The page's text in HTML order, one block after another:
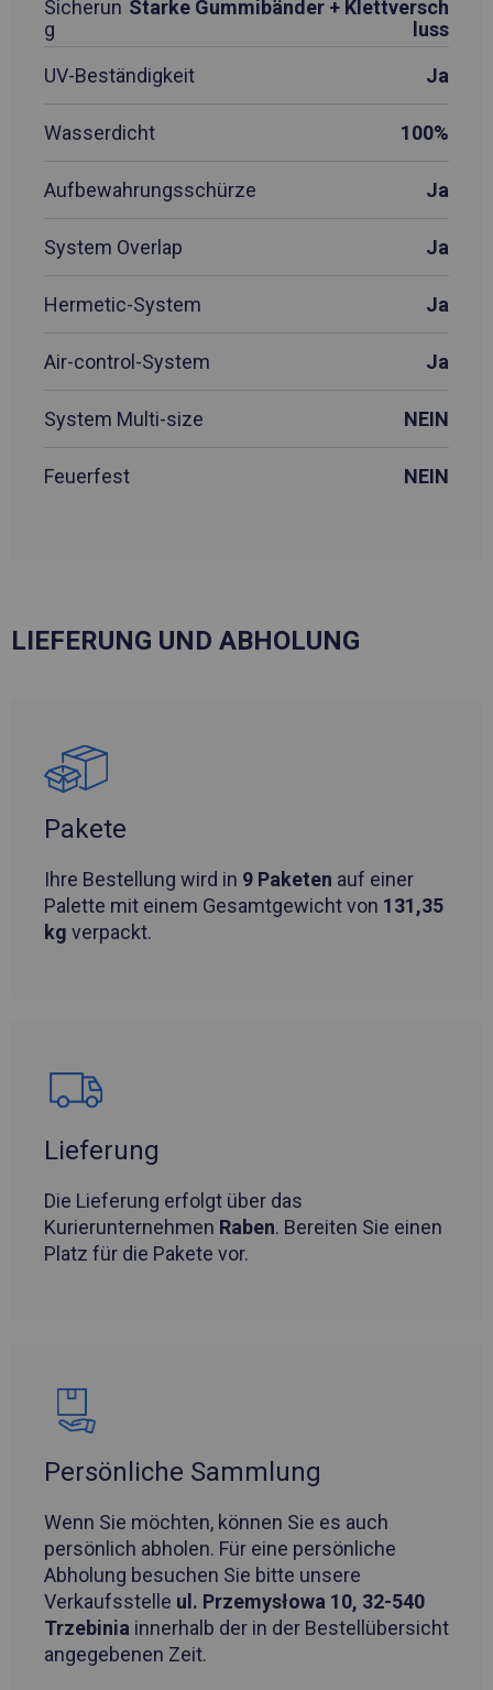
Sicherun
g
Starke Gummibänder + Klettversch
luss
UV-Beständigkeit
Ja
Wasserdicht 100%
Aufbewahrungsschürze Ja
System Overlap Ja
Hermetic-System Ja
Air-control-System Ja
System Multi-size NEIN
Feuerfest NEIN
LIEFERUNG UND ABHOLUNG
Pakete
Ihre Bestellung wird in 9 Paketen auf einer
Palette mit einem Gesamtgewicht von 131,35
kg verpackt.
Lieferung
Die Lieferung erfolgt über das
Kurierunternehmen Raben. Bereiten Sie einen
Platz für die Pakete vor.
Persönliche Sammlung
Wenn Sie möchten, können Sie es auch
persönlich abholen. Für eine persönliche
Abholung besuchen Sie bitte unsere
Verkaufsstelle ul. Przemysłowa 10, 32-540
Trzebinia innerhalb der in der Bestellübersicht
angegebenen Zeit.